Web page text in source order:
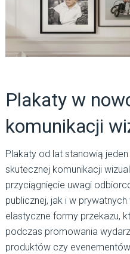
Plakaty w
komunikacji
Plakaty od lat stanowią
skutecznej komunikacji
przyciągnięcie uwagi
publicznej, jak i w
elastyczne formy przekazu,
podczas promowania
produktów czy